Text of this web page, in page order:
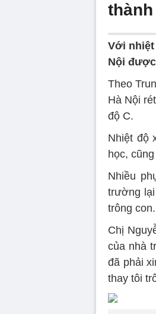
Với nhiệt
Nội
Theo
Hà Nội
độ C.
Nhiệt độ
học,
Nhiều
trường
trông con.
Chị
của nhà
đã phải
thay tôi